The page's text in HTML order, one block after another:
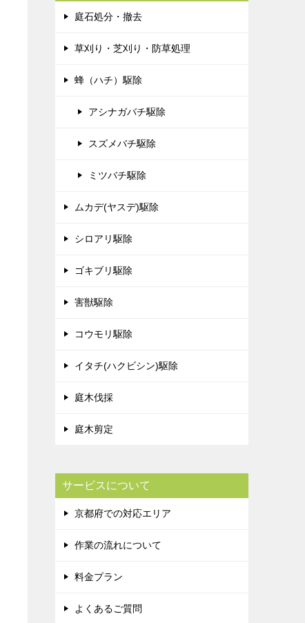
庭石処分・撤去
草刈り・芝刈り・防草処理
蜂（ハチ）駆除
アシナガバチ駆除
スズメバチ駆除
ミツバチ駆除
ムカデ(ヤスデ)駆除
シロアリ駆除
ゴキブリ駆除
害獣駆除
コウモリ駆除
イタチ(ハクビシン)駆除
庭木伐採
庭木剪定
サービスについて
京都府での対応エリア
作業の流れについて
料金プラン
よくあるご質問